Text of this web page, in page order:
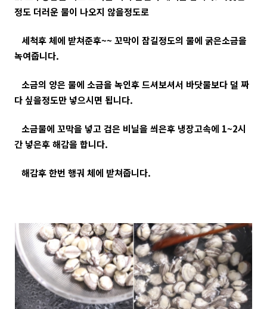
정도 더러운 물이 나오지 않을정도로
세척후 체에 받쳐준후~~ 꼬막이 잠길정도의 물에 굵은소금을
녹여줍니다.
소금의 양은 물에 소금을 녹인후 드셔보셔서 바닷물보다 덜 짜
다 싶을정도만 넣으시면 됩니다.
소금물에 꼬막을 넣고 검은 비닐을 씌은후 냉장고속에 1~2시
간 넣은후 해감을 합니다.
해감후 한번 행궈 체에 받쳐줍니다.